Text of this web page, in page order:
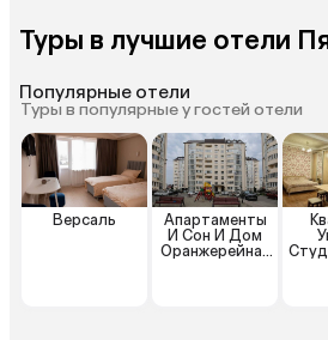
Туры в лучшие отели
Популярные отели
Туры в популярные у гостей отели
Версаль
Апартаменты
И Сон И Дом
Оранжерейная